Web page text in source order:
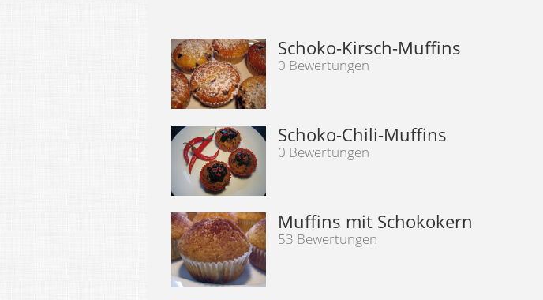
Schoko-Kirsch-Muffins
0 Bewertungen
Schoko-Chili-Muffins
0 Bewertungen
Muffins mit Schokokern
53 Bewertungen